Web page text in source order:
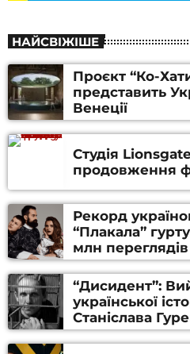
НАЙСВІЖІШЕ
Проєкт “Ко-
представить
Венеції
Студія
продовження
Рекорд
“Плакала”
млн
“Дисидент”:
української
Станіслава
Алфьорова